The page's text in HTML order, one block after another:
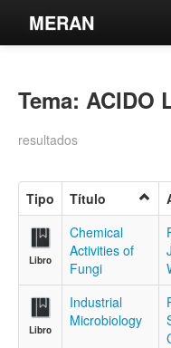
MERAN
Búsqueda Avanzada
Contacto
Iniciar sesión
Tema: ACIDO
resultados
Tipo Título
Libro
Chemical
Activities of
Fungi
Libro
Industrial
Microbiology